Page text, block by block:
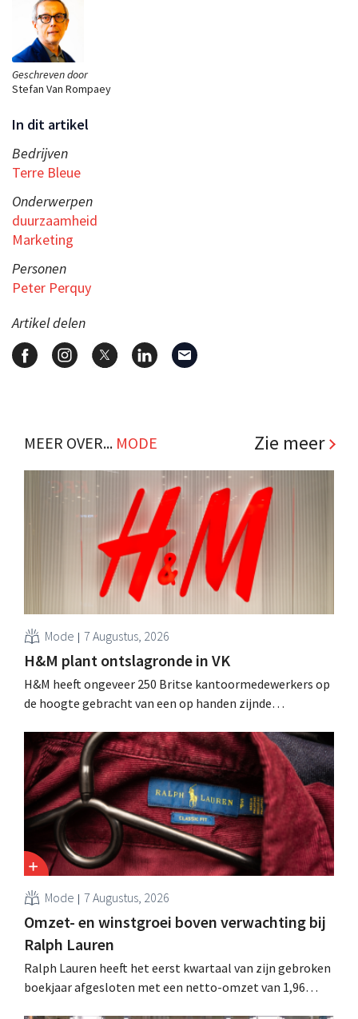
Geschreven door
Stefan Van Rompaey
In dit artikel
Bedrijven
Terre Bleue
Onderwerpen
duurzaamheid
Marketing
Personen
Peter Perquy
Artikel delen
MEER OVER... MODE Zie meer
Mode 7 Augustus, 2026
H&M plant ontslagronde in VK
H&M heeft ongeveer 250 Britse kantoormedewerkers op
de hoogte gebracht van een op handen zijnde
sanering volgt op eerdere ingrepen in Nederland, België
en Spanje waarbij al honderden jobs verloren gingen.
Mode 7 Augustus, 2026
Omzet- en winstgroei boven verwachting bij
Ralph Lauren
Ralph Lauren heeft het eerst kwartaal van zijn gebroken
boekjaar afgesloten met een netto-omzet van 1,96